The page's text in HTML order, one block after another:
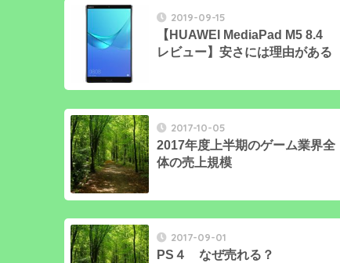
2019-09-15
【HUAWEI MediaPad M5 8.4
レビュー】安さには理由がある
2017-10-05
2017年度上半期のゲーム業界全
体の売上規模
2017-09-01
PS４ なぜ売れる？